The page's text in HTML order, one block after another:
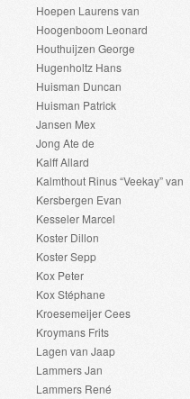
Hoepen Laurens van
Hoogenboom Leonard
Houthuijzen George
Hugenholtz Hans
Huisman Duncan
Huisman Patrick
Jansen Mex
Jong Ate de
Kalff Allard
Kalmthout Rinus “Veekay” van
Kersbergen Evan
Kesseler Marcel
Koster Dillon
Koster Sepp
Kox Peter
Kox Stéphane
Kroesemeijer Cees
Kroymans Frits
Lagen van Jaap
Lammers Jan
Lammers René